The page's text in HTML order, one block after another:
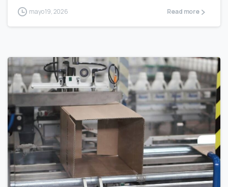
mayo 19, 2026 Read more